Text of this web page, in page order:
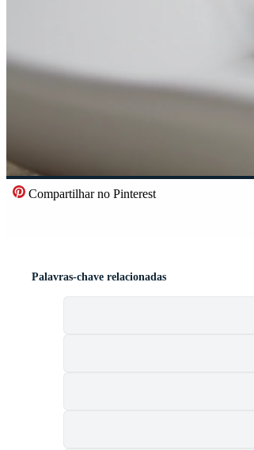
Compartilhar no Pinterest
Palavras-chave relacionadas